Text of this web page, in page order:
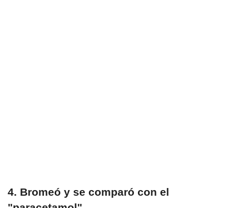
4. Bromeó y se comparó con el